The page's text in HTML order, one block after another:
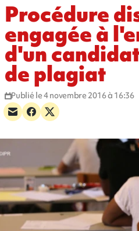
Procédure
engagée à
d'un
de plagiat
Publié le 4 novembre 2016 à 16:36